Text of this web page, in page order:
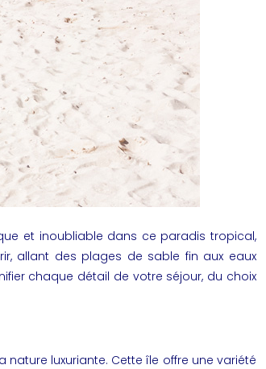
et inoubliable dans ce paradis tropical,
allant des plages de sable fin aux eaux
chaque détail de votre séjour, du choix
luxuriante. Cette île offre une variété